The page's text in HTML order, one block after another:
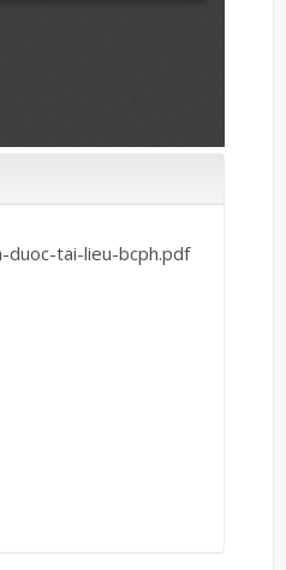
duoc-tai-lieu-bcph.pdf